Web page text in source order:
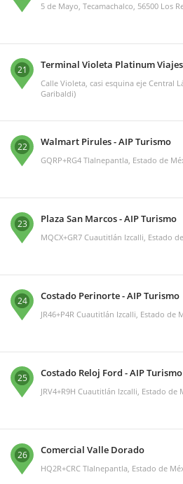
5 de Mayo, Tecamachalco, 56500 Los
21 Terminal Violeta Platinum Viajes
Calle Violeta, casi esquina eje Central
Garibaldi)
22 Walmart Pirules - AIP Turismo
GQRP+RG4 Tlalnepantla, Estado de
23 Plaza San Marcos - AIP Turismo
MQCX+GR7 Cuautitlán Izcalli, Estado
24 Costado Perinorte - AIP Turismo
JR46+P4R Cuautitlán Izcalli, Estado de
25 Costado Reloj Ford - AIP Turismo
JRV4+R9H Cuautitlán Izcalli, Estado de
26 Comercial Valle Dorado
HQ2R+CRC Tlalnepantla, Estado de